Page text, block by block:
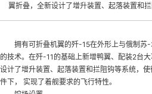
翼折叠，全新设计了增升装置、起落装置和拦
拥有可折叠机翼的歼-15在外形上与俄制
的技术。在歼-11的基础上新增鸭翼、配装2台
设计了增升装置、起落装置和拦阻钩等系统，
件下， 实现了着舰要求的飞行特性。